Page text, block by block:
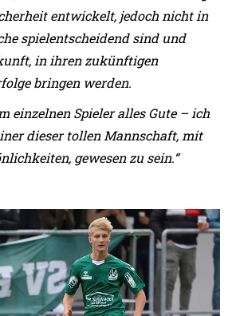
entwickelt, jedoch nicht in
spielentscheidend sind und
in ihren zukünftigen
bringen werden.
einzelnen Spieler alles Gute – ich
dieser tollen Mannschaft, mit
gewesen zu sein.“